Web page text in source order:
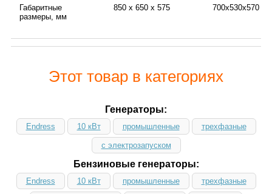
Габаритные
размеры, мм
850 x 650 x 575 700х530х570
Этот товар в категориях
Генераторы:
Endress 10 кВт промышленные трехфазные
с электрозапуском
Бензиновые генераторы:
Endress 10 кВт промышленные трехфазные